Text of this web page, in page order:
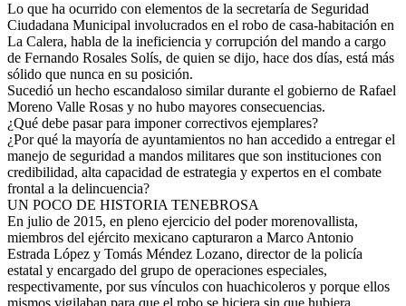
Lo que ha ocurrido con elementos de la secretaría de Seguridad
Ciudadana Municipal involucrados en el robo de casa-habitación en
La Calera, habla de la ineficiencia y corrupción del mando a cargo
de Fernando Rosales Solís, de quien se dijo, hace dos días, está más
sólido que nunca en su posición.
Sucedió un hecho escandaloso similar durante el gobierno de Rafael
Moreno Valle Rosas y no hubo mayores consecuencias.
¿Qué debe pasar para imponer correctivos ejemplares?
¿Por qué la mayoría de ayuntamientos no han accedido a entregar el
manejo de seguridad a mandos militares que son instituciones con
credibilidad, alta capacidad de estrategia y expertos en el combate
frontal a la delincuencia?
UN POCO DE HISTORIA TENEBROSA
En julio de 2015, en pleno ejercicio del poder morenovallista,
miembros del ejército mexicano capturaron a Marco Antonio
Estrada López y Tomás Méndez Lozano, director de la policía
estatal y encargado del grupo de operaciones especiales,
respectivamente, por sus vínculos con huachicoleros y porque ellos
mismos vigilaban para que el robo se hiciera sin que hubiera